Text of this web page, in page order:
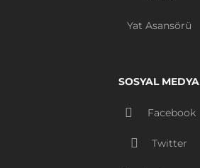
Yat Asansörü
SOSYAL MEDYA
Facebook
Twitter